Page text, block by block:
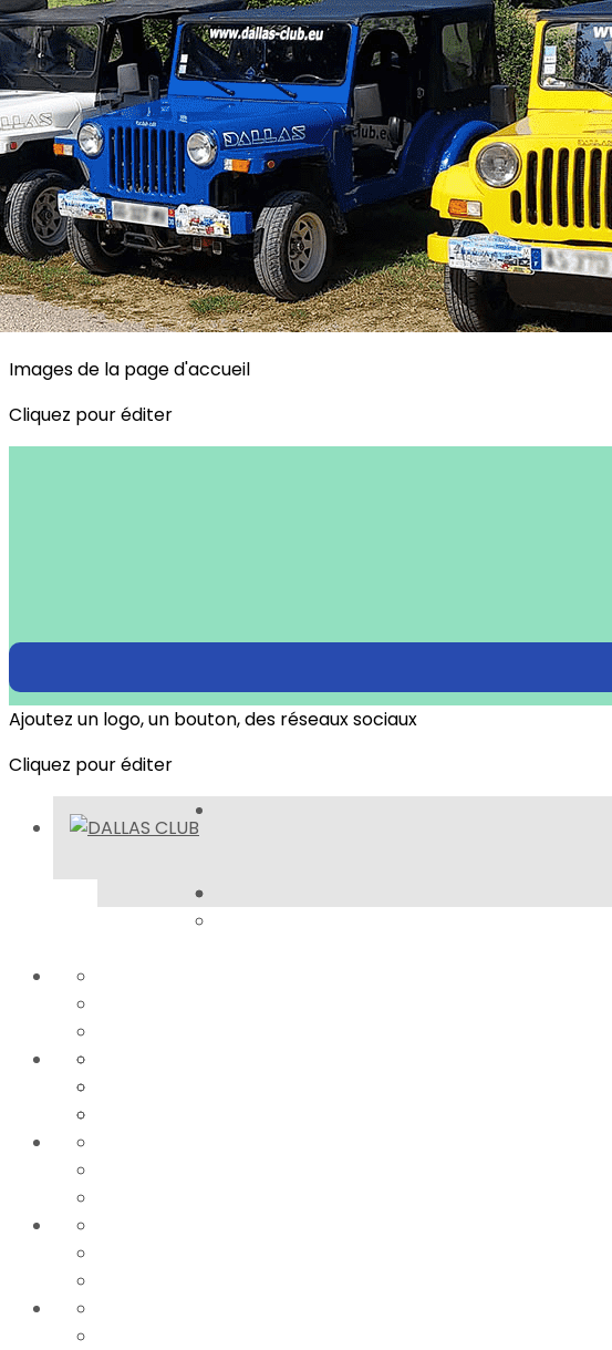
Exporter les lignes sélectionnées
Exporter toutes les colonnes
Exporter uniquement les colonnes affichées
Menu
<
>
Le Dallas Club 2026
Jr85, notre secrétaire
?>
Images de la page d'accueil
Cliquez pour éditer
Ajoutez un logo, un bouton, des réseaux sociaux
Cliquez pour éditer